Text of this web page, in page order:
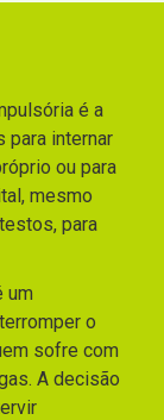
é a
para internar
ou para
mesmo
para
um
o
sofre com
A decisão